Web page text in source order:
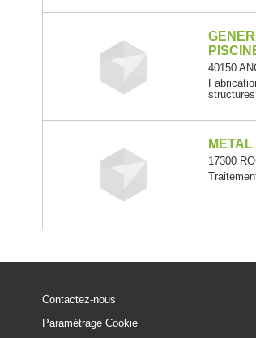
40150
structures
17300
Contactez-nous
Paramétrage Cookie